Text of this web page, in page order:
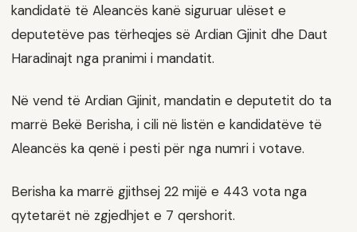
kandidatë të Aleancës kanë siguruar ulëset e
deputetëve pas tërheqjes së Ardian Gjinit dhe Daut
Haradinajt nga pranimi i mandatit.
Në vend të Ardian Gjinit, mandatin e deputetit do ta
marrë Bekë Berisha, i cili në listën e kandidatëve të
Aleancës ka qenë i pesti për nga numri i votave.
Berisha ka marrë gjithsej 22 mijë e 443 vota nga
qytetarët në zgjedhjet e 7 qershorit.